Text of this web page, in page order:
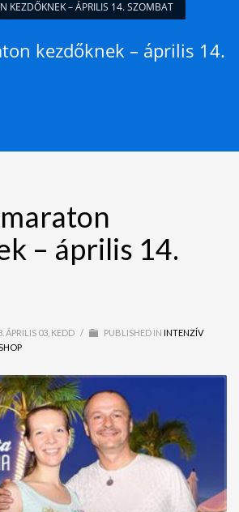
KEZDŐKNEK – ÁPRILIS 14. SZOMBAT
kezdőknek – április 14.
– április 14.
ÁPRILIS 03, KEDD / PUBLISHED IN INTENZÍV